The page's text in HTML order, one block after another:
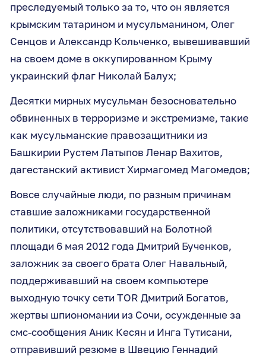
преследуемый только за то, что он является
крымским татарином и мусульманином, Олег
Сенцов и Александр Кольченко, вывешивавший
на своем доме в оккупированном Крыму
украинский флаг Николай Балух;
Десятки мирных мусульман безосновательно
обвиненных в терроризме и экстремизме, такие
как мусульманские правозащитники из
Башкирии Рустем Латыпов Ленар Вахитов,
дагестанский активист Хирмагомед Магомедов;
Вовсе случайные люди, по разным причинам
ставшие заложниками государственной
политики, отсутствовавший на Болотной
площади 6 мая 2012 года Дмитрий Бученков,
заложник за своего брата Олег Навальный,
поддерживавший на своем компьютере
выходную точку сети TOR Дмитрий Богатов,
жертвы шпиономании из Сочи, осужденные за
смс-сообщения Аник Кесян и Инга Тутисани,
отправивший резюме в Швецию Геннадий